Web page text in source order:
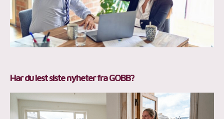
Har du lest siste nyheter fra GOBB?